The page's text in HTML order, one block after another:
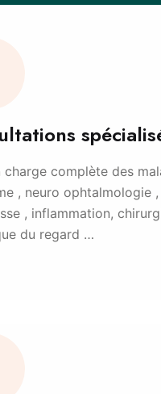
charge complète des
, neuro ophtalmologie
, inflammation,
du regard …